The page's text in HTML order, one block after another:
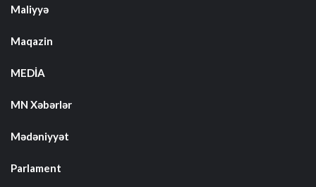
Maliyyə
Maqazin
MEDİA
MN Xəbərlər
Mədəniyyət
Parlament